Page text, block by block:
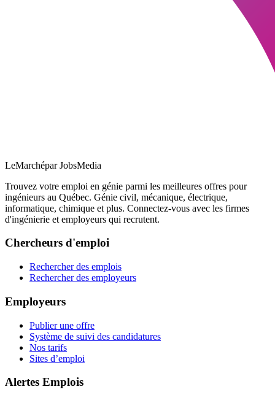
LeMarchépar JobsMedia
Trouvez votre emploi en génie parmi les meilleures offres pour
ingénieurs au Québec. Génie civil, mécanique, électrique,
informatique, chimique et plus. Connectez-vous avec les firmes
d'ingénierie et employeurs qui recrutent.
Chercheurs d'emploi
Rechercher des emplois
Rechercher des employeurs
Employeurs
Publier une offre
Système de suivi des candidatures
Nos tarifs
Sites d’emploi
Alertes Emplois